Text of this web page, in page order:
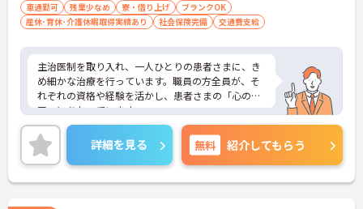
車通勤可 残業少なめ 寮・借り上げ
ブランクOK
産休･育休･介護休暇取得実績あり
社会保険完備 交通費支給
主治医制を取り入れ、一人ひとりの患者さまに、き
め細かな治療を行っています。職員の方全員が、そ
れぞれの資格や経験を活かし、患者さまの「心のケ
ア」にあたっています。
職員親睦・レクリエーションやサークル・クラブな
ども活発に行われているなど、福利厚生も充実して
います。
職員の方々のことを考え、働きやすい職場環境を整
備している、患者さまにはもちろん、職員の方々に
詳細を見る 無料 紹介してもらう